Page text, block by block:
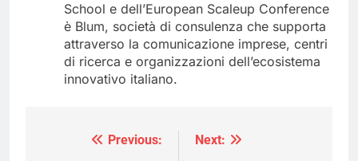
School e dell’European Scaleup Conference
è Blum, società di consulenza che supporta
attraverso la comunicazione imprese, centri
di ricerca e organizzazioni dell’ecosistema
innovativo italiano.
Navigazione
Previous:
Next: